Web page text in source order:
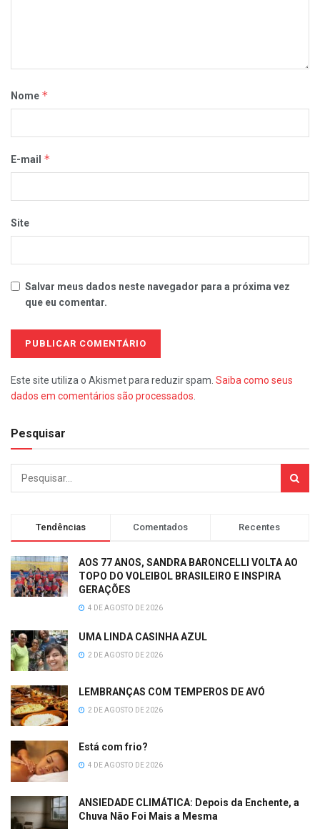
Nome *
E-mail *
Site
Salvar meus dados neste navegador para a próxima vez
que eu comentar.
Este site utiliza o Akismet para reduzir spam. Saiba como seus
dados em comentários são processados
Pesquisar
Tendências Comentados Recentes
AOS 77 ANOS, SANDRA BARONCELLI VOLTA AO
TOPO DO VOLEIBOL BRASILEIRO E INSPIRA
GERAÇÕES
4 DE AGOSTO DE 2026
UMA LINDA CASINHA AZUL
2 DE AGOSTO DE 2026
LEMBRANÇAS COM TEMPEROS DE AVÓ
2 DE AGOSTO DE 2026
Está com frio?
4 DE AGOSTO DE 2026
ANSIEDADE CLIMÁTICA: Depois da Enchente, a
Chuva Não Foi Mais a Mesma